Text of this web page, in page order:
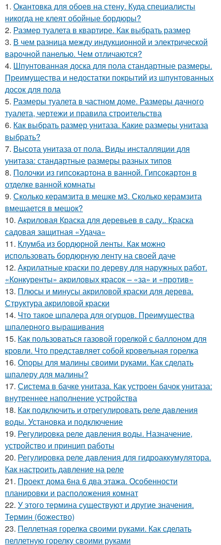
1. Окантовка для обоев на стену. Куда специалисты
никогда не клеят обойные бордюры?
2. Размер туалета в квартире. Как выбрать размер
3. В чем разница между индукционной и электрической
варочной панелью. Чем отличаются?
4. Шпунтованная доска для пола стандартные размеры.
Преимущества и недостатки покрытий из шпунтованных
досок для пола
5. Размеры туалета в частном доме. Размеры дачного
туалета, чертежи и правила строительства
6. Как выбрать размер унитаза. Какие размеры унитаза
выбрать?
7. Высота унитаза от пола. Виды инсталляции для
унитаза: стандартные размеры разных типов
8. Полочки из гипсокартона в ванной. Гипсокартон в
отделке ванной комнаты
9. Сколько керамзита в мешке м3. Сколько керамзита
вмещается в мешок?
10. Акриловая Краска для деревьев в саду.. Краска
садовая защитная «Удача»
11. Клумба из бордюрной ленты. Как можно
использовать бордюрную ленту на своей даче
12. Акрилатные краски по дереву для наружных работ.
«Конкуренты» акриловых красок – «за» и «против»
13. Плюсы и минусы акриловой краски для дерева.
Структура акриловой краски
14. Что такое шпалера для огурцов. Преимущества
шпалерного выращивания
15. Как пользоваться газовой горелкой с баллоном для
кровли. Что представляет собой кровельная горелка
16. Опоры для малины своими руками. Как сделать
шпалеру для малины?
17. Система в бачке унитаза. Как устроен бачок унитаза:
внутреннее наполнение устройства
18. Как подключить и отрегулировать реле давления
воды. Установка и подключение
19. Регулировка реле давления воды. Назначение,
устройство и принцип работы
20. Регулировка реле давления для гидроаккумулятора.
Как настроить давление на реле
21. Проект дома 6на 6 два этажа. Особенности
планировки и расположения комнат
22. У этого термина существуют и другие значения.
Термин (божество)
23. Пеллетная горелка своими руками. Как сделать
пеллетную горелку своими руками